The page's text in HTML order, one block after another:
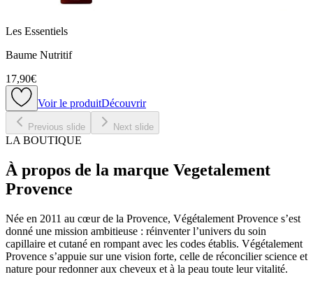
Les Essentiels
Baume Nutritif
17,90€
Voir le produitDécouvrir
Previous slide Next slide
LA BOUTIQUE
À propos de la marque Vegetalement
Provence
Née en 2011 au cœur de la Provence, Végétalement Provence s’est
donné une mission ambitieuse : réinventer l’univers du soin
capillaire et cutané en rompant avec les codes établis. Végétalement
Provence s’appuie sur une vision forte, celle de réconcilier science et
nature pour redonner aux cheveux et à la peau toute leur vitalité.